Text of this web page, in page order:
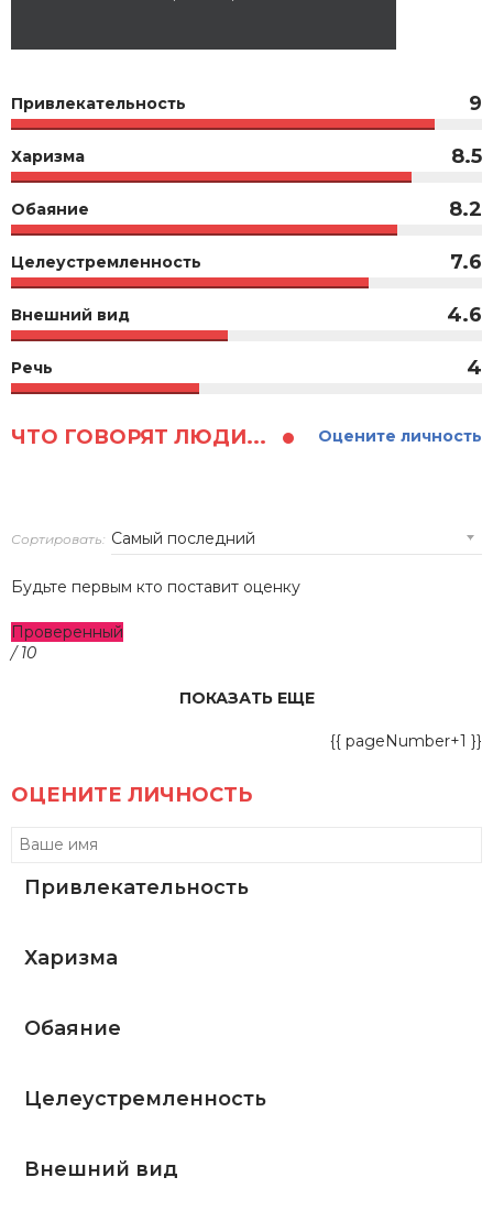
Привлекательность 9
Харизма 8.5
Обаяние 8.2
Целеустремленность 7.6
Внешний вид 4.6
Речь 4
ЧТО ГОВОРЯТ ЛЮДИ... Оцените личность
Сортировать:
Будьте первым кто поставит оценку
Проверенный
/ 10
ПОКАЗАТЬ ЕЩЕ
{{ pageNumber+1 }}
ОЦЕНИТЕ ЛИЧНОСТЬ
Привлекательность
Харизма
Обаяние
Целеустремленность
Внешний вид